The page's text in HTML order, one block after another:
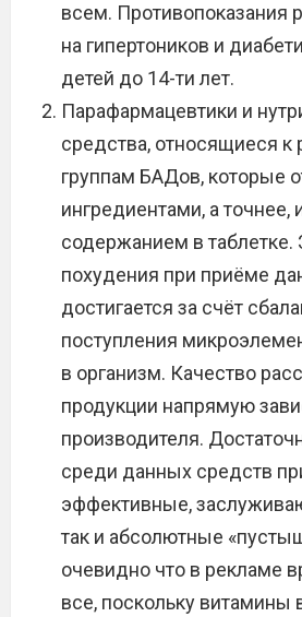
всем. Противопоказания
на гипертоников и
детей до 14-ти лет.
Парафармацевтики и
средства, относящиеся к
группам БАДов, которые
ингредиентами, а
содержанием в
похудения при приёме
достигается за счёт
поступления
в организм. Качество
продукции напрямую
производителя.
среди данных средств
эффективные,
так и абсолютные
очевидно что в рекламе
все, поскольку витамины